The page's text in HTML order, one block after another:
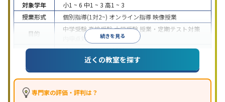
続きを見る
対象学年 小1 ~ 6 中1 ~ 3 高1 ~ 3
授業形式
個別指導(1対2~) オンライン指導映像授業
目的
中学受験高校受験大学受験 授業・定期テスト対策
内申点対策
学習習慣の定着
成績保証制度あり授業の振替可能オンライン対応
1科目から受講可能季節講習のみの受講可
※2023年3月調査。小学校高学年の個別指導塾アンケート調査方法を参
近くの教室を探す
専門家の評価・評判は？